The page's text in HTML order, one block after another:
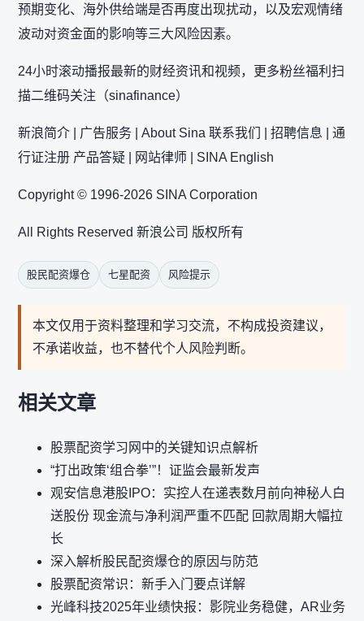
预期变化、海外供给端是否再度出现扰动，以及宏观情绪
波动对资金面的影响等三大风险因素。
24小时滚动播报最新的财经资讯和视频，更多粉丝福利扫
描二维码关注（sinafinance）
新浪简介 | 广告服务 | About Sina 联系我们 | 招聘信息 | 通
行证注册 产品答疑 | 网站律师 | SINA English
Copyright © 1996-2026 SINA Corporation
All Rights Reserved 新浪公司 版权所有
股民配资爆仓 七星配资 风险提示
本文仅用于资料整理和学习交流，不构成投资建议，
不承诺收益，也不替代个人风险判断。
相关文章
股票配资学习网中的关键知识点解析
“打出政策‘组合拳’”！证监会最新发声
观安信息港股IPO：实控人在递表数月前向神秘人白
送股份 现金流与净利润严重不匹配 回款周期大幅拉
长
深入解析股民配资爆仓的原因与防范
股票配资常识：新手入门要点详解
光峰科技2025年业绩快报：影院业务稳健，AR业务